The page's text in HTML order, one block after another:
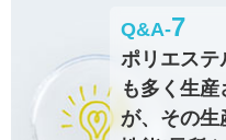
Q&A-7
ポリエステ
も多く生
が、その